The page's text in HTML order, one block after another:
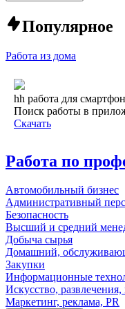
Популярное
Работа из дома
hh работа для
Поиск работы в
Скачать
Работа по
Автомобильный бизнес
Административный
Безопасность
Высший и средний
Добыча сырья
Домашний,
Закупки
Информационные
Искусство,
Маркетинг, реклама, PR